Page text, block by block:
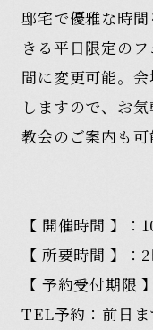
邸宅で優雅な時
きる平日限定の
間に変更可能。
しますので、お
教会のご案内も可
【 開催時間 】
【 所要時間 】
【 予約受付期限
TEL予約：前日ま